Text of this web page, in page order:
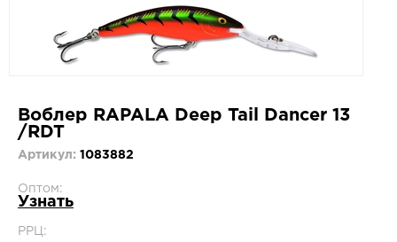
Воблер RAPALA Deep Tail Dancer 13
/RDT
Артикул: 1083882
Оптом:
Узнать
РРЦ: